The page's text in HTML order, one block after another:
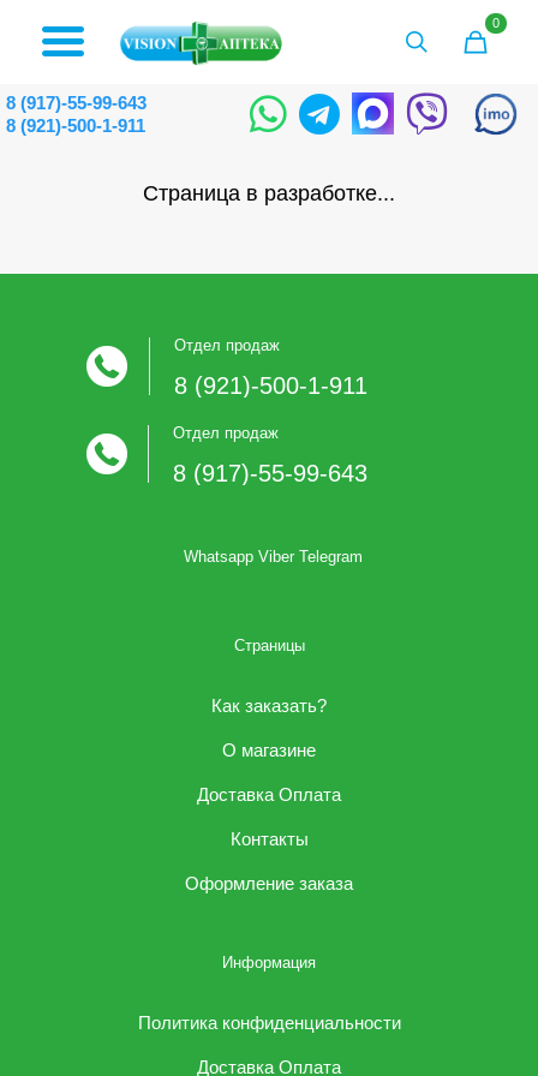
0
8 (917)-55-99-643
8 (921)-500-1-911
Страница в разработке...
Отдел продаж
8 (921)-500-1-911
Отдел продаж
8 (917)-55-99-643
Whatsapp Viber Telegram
Страницы
Как заказать?
О магазине
Доставка Оплата
Контакты
Оформление заказа
Информация
Политика конфиденциальности
Доставка Оплата